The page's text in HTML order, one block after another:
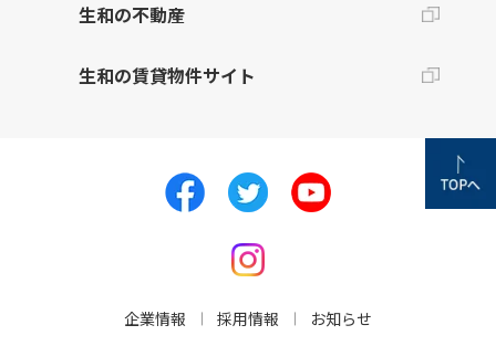
生和の不動産
生和の賃貸物件サイト
企業情報 採用情報 お知らせ